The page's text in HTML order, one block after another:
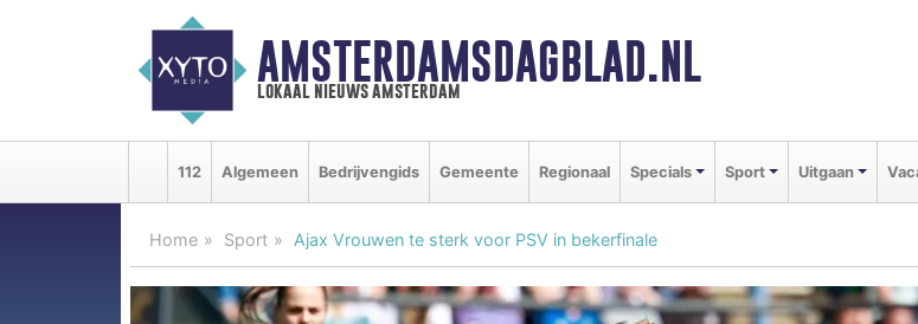
AMSTERDAMSDAGBLAD.NL
lokaal nieuws amsterdam
112 Algemeen Bedrijvengids Gemeente Regionaal Specials Sport Uitgaan
Home Sport Ajax Vrouwen te sterk voor PSV in bekerfinale